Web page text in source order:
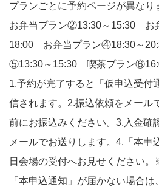
プランごとに予約ページが異な
お弁当プラン②13:30～15:30 お
18:00 お弁当プラン④18:30～
⑤13:30～15:30 喫茶プラン
1.予約が完了すると「仮申込受付
信されます。2.振込依頼をメール
前にお振込みください。3.入金確
メールでお送りします。4.「本申
日会場の受付へお見せください。
「本申込通知」が届かない場合